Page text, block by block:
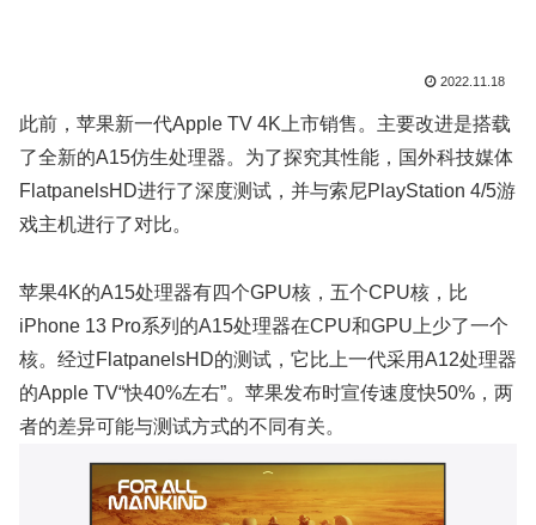
2022.11.18
此前，苹果新一代Apple TV 4K上市销售。主要改进是搭载
了全新的A15仿生处理器。为了探究其性能，国外科技媒体
FlatpanelsHD进行了深度测试，并与索尼PlayStation 4/5游
戏主机进行了对比。
苹果4K的A15处理器有四个GPU核，五个CPU核，比
iPhone 13 Pro系列的A15处理器在CPU和GPU上少了一个
核。经过FlatpanelsHD的测试，它比上一代采用A12处理器
的Apple TV“快40%左右”。苹果发布时宣传速度快50%，两
者的差异可能与测试方式的不同有关。